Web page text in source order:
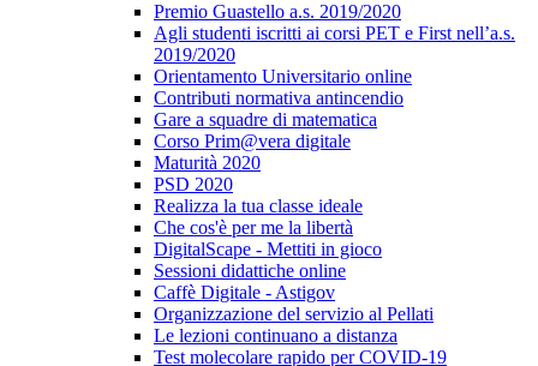
Premio Guastello a.s. 2019/2020
Agli studenti iscritti ai corsi PET e First nell’a.s.
2019/2020
Orientamento Universitario online
Contributi normativa antincendio
Gare a squadre di matematica
Corso Prim@vera digitale
Maturità 2020
PSD 2020
Realizza la tua classe ideale
Che cos'è per me la libertà
DigitalScape - Mettiti in gioco
Sessioni didattiche online
Caffè Digitale - Astigov
Organizzazione del servizio al Pellati
Le lezioni continuano a distanza
Test molecolare rapido per COVID-19